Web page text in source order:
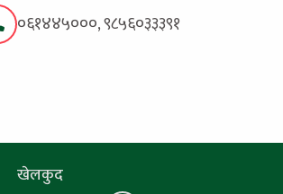
०६१४४५०००, ९८५६०३३३९१
खेलकुद